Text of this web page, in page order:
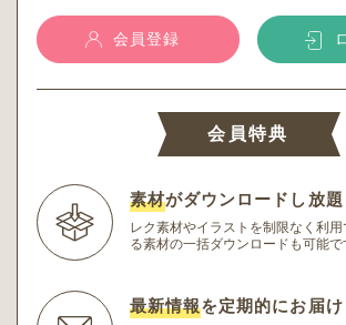
会員登録
会員特典
素材がダウンロードし放題
レク素材やイラストを制限なく利用
る素材の一括ダウンロードも可能で
最新情報を定期的にお届け